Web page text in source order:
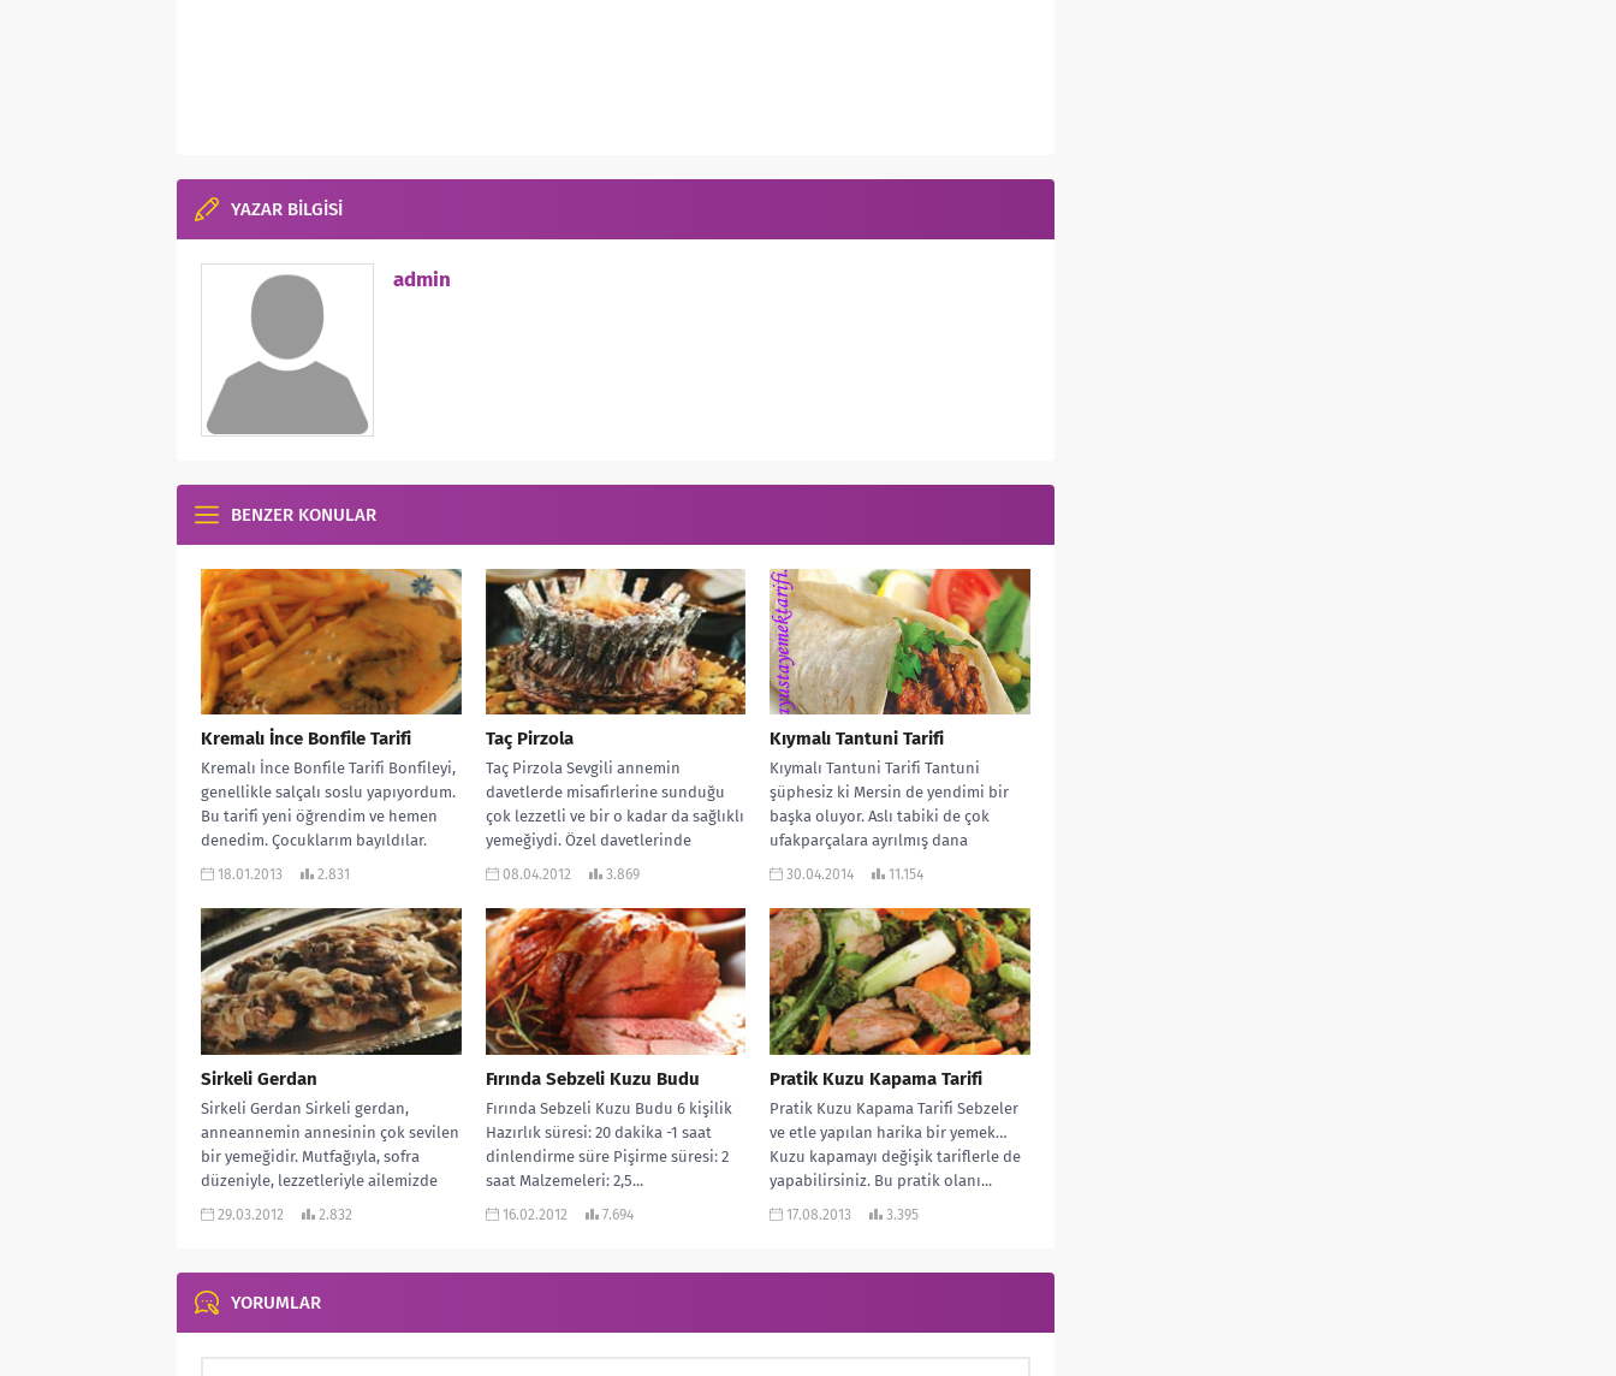
YAZAR BİLGİSİ
admin
BENZER KONULAR
Kremalı İnce Bonfile Tarifi
Kremalı İnce Bonfile Tarifi Bonfileyi,
genellikle salçalı soslu yapıyordum.
Bu tarifi yeni öğrendim ve hemen
denedim. Çocuklarım bayıldılar.
Birde yanına...
18.01.2013 2.831
Taç Pirzola
Taç Pirzola Sevgili annemin
davetlerde misafirlerine sunduğu
çok lezzetli ve bir o kadar da sağlıklı
yemeğiydi. Özel davetlerinde
masasından hiç...
08.04.2012 3.869
Kıymalı Tantuni Tarifi
Kıymalı Tantuni Tarifi Tantuni
şüphesiz ki Mersin de yendimi bir
başka oluyor. Aslı tabiki de çok
ufakparçalara ayrılmış dana
etinden...
30.04.2014 11.154
Sirkeli Gerdan
Sirkeli Gerdan Sirkeli gerdan,
anneannemin annesinin çok sevilen
bir yemeğidir. Mutfağıyla, sofra
düzeniyle, lezzetleriyle ailemizde
çok meşhur olan büyük
29.03.2012 2.832
Fırında Sebzeli Kuzu Budu
Fırında Sebzeli Kuzu Budu 6 kişilik
Hazırlık süresi: 20 dakika -1 saat
dinlendirme süre Pişirme süresi: 2
saat Malzemeleri: 2,5...
16.02.2012 7.694
Pratik Kuzu Kapama Tarifi
Pratik Kuzu Kapama Tarifi Sebzeler
ve etle yapılan harika bir yemek…
Kuzu kapamayı değişik tariflerle de
yapabilirsiniz. Bu pratik olanı...
17.08.2013 3.395
YORUMLAR